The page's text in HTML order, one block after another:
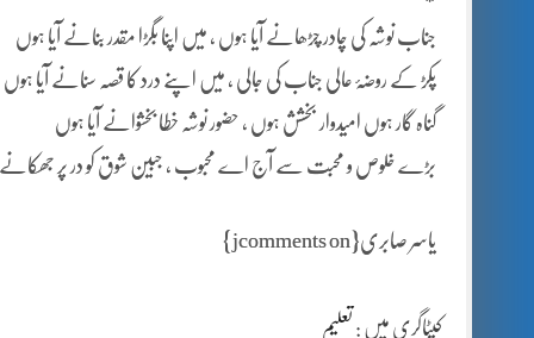
جناب نوشہ کی چادر چڑھانے آیا ہوں ، میں اپنا بگڑا مقدر بنانے آیا ہوں
پکڑ کے روضۂ عالی جناب کی جالی ، میں اپنے درد کا قصہ سنانے آیا ہوں
گناہ گار ہوں امیدوار بخشش ہوں ، حضور نوشہ خطا بخشوانے آیا ہوں
بڑے خلوص و محبت سے آج اے محبوب ، جبین شوق کو در پر جھکانے
یاسر صابری{jcomments on}
کیٹاگری میں : تعلیم